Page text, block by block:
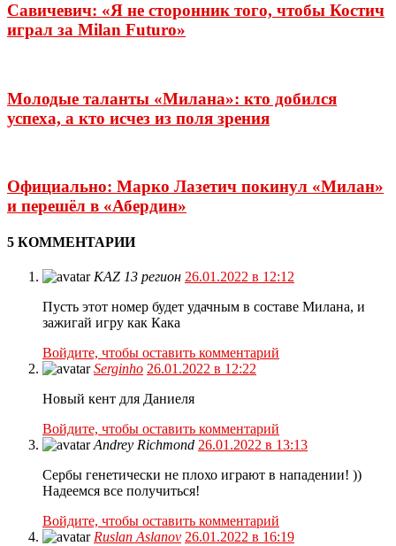
Савичевич: «Я не сторонник того, чтобы Костич
играл за Milan Futuro»
Молодые таланты «Милана»: кто добился
успеха, а кто исчез из поля зрения
Официально: Марко Лазетич покинул «Милан»
и перешёл в «Абердин»
5 КОММЕНТАРИИ
KAZ 13 регион 26.01.2022 в 12:12
Пусть этот номер будет удачным в составе Милана, и
зажигай игру как Кака
Войдите, чтобы оставить комментарий
Serginho 26.01.2022 в 12:22
Новый кент для Даниеля
Войдите, чтобы оставить комментарий
Andrey Richmond 26.01.2022 в 13:13
Сербы генетически не плохо играют в нападении! ))
Надеемся все получиться!
Войдите, чтобы оставить комментарий
Ruslan Aslanov 26.01.2022 в 16:19